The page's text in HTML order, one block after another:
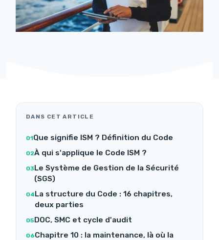
DANS CET ARTICLE
Que signifie ISM ? Définition du Code
À qui s'applique le Code ISM ?
Le Système de Gestion de la Sécurité
(SGS)
La structure du Code : 16 chapitres,
deux parties
DOC, SMC et cycle d'audit
Chapitre 10 : la maintenance, là où la